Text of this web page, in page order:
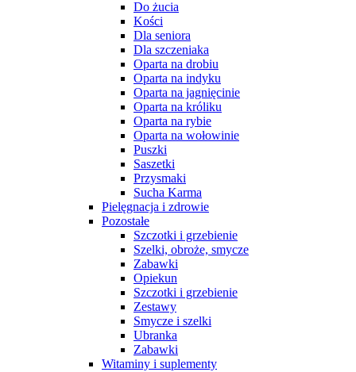
Do żucia
Kości
Dla seniora
Dla szczeniaka
Oparta na drobiu
Oparta na indyku
Oparta na jagnięcinie
Oparta na króliku
Oparta na rybie
Oparta na wołowinie
Puszki
Saszetki
Przysmaki
Sucha Karma
Pielęgnacja i zdrowie
Pozostałe
Szczotki i grzebienie
Szelki, obroże, smycze
Zabawki
Opiekun
Szczotki i grzebienie
Zestawy
Smycze i szelki
Ubranka
Zabawki
Witaminy i suplementy